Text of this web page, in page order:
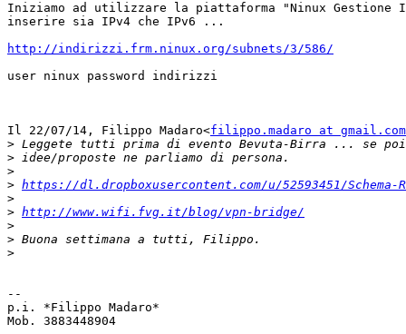
Iniziamo ad utilizzare la piattaforma "Ninux
inserire sia IPv4 che IPv6 ...
http://indirizzi.frm.ninux.org/subnets/3/586/
user ninux password indirizzi
Il 22/07/14, Filippo Madaro<filippo.madaro at gmail.com
>
>
>
> https://dl.dropboxusercontent.com/u/52593451/Schema-
>
> http://www.wifi.fvg.it/blog/vpn-bridge/
>
>
>
--
p.i. *Filippo Madaro*
Mob. 3883448904